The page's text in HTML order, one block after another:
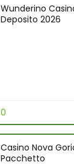
Wunderino
Deposito 2026
0
Casino Nova
Pacchetto